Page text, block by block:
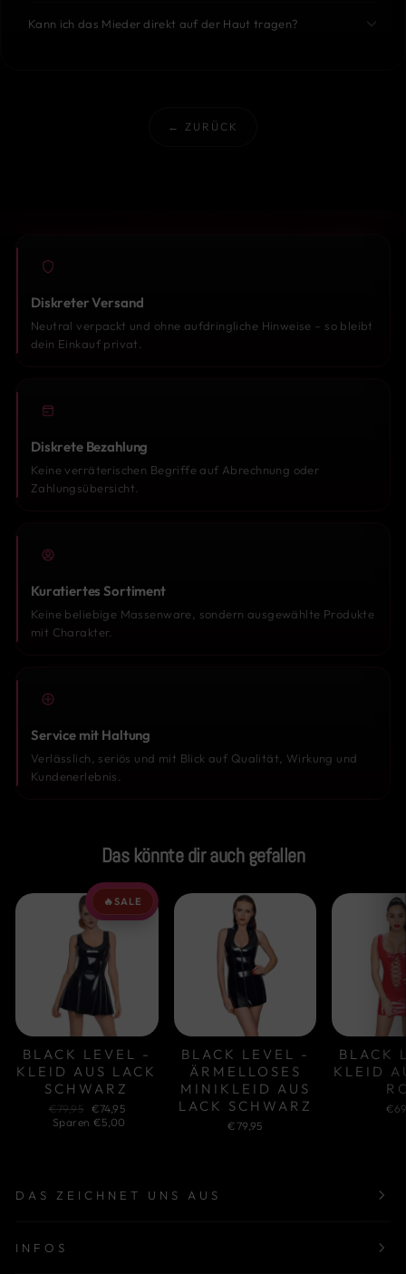
Kann ich das Mieder direkt auf der Haut tragen?
← ZURÜCK
Diskreter Versand
Neutral verpackt und ohne aufdringliche Hinweise – so bleibt
dein Einkauf privat.
Diskrete Bezahlung
Keine verräterischen Begriffe auf Abrechnung oder
Zahlungsübersicht.
Kuratiertes Sortiment
Keine beliebige Massenware, sondern ausgewählte Produkte
mit Charakter.
Service mit Haltung
Verlässlich, seriös und mit Blick auf Qualität, Wirkung und
Kundenerlebnis.
Das könnte dir auch gefallen
🔥SALE
BLACK LEVEL -
KLEID AUS LACK
SCHWARZ
Normaler
Preis
€79,95 Sonderpreis
€74,95
Sparen €5,00
BLACK LEVEL -
ÄRMELLOSES
MINIKLEID AUS
LACK SCHWARZ
€79,95
BLACK
KLEID
DAS ZEICHNET UNS AUS
INFOS